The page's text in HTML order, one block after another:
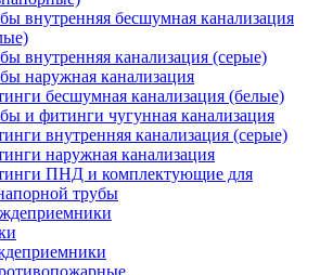
внутренняя бесшумная канализация
внутренняя канализация (серые)
наружная канализация
бесшумная канализация (белые)
и фитинги чугунная канализация
внутренняя канализация (серые)
наружная канализация
ПНД и комплектующие для
трубы